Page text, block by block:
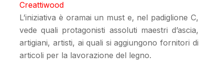
Creattiwood
L’iniziativa è oramai un must e, nel padiglione C,
vede quali protagonisti assoluti maestri d’ascia,
artigiani, artisti, ai quali si aggiungono fornitori di
articoli per la lavorazione del legno.